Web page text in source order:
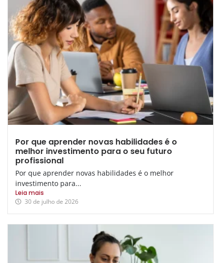
Por que aprender novas habilidades é o
melhor investimento para o seu futuro
profissional
Por que aprender novas habilidades é o melhor
investimento para...
Leia mais
30 de julho de 2026